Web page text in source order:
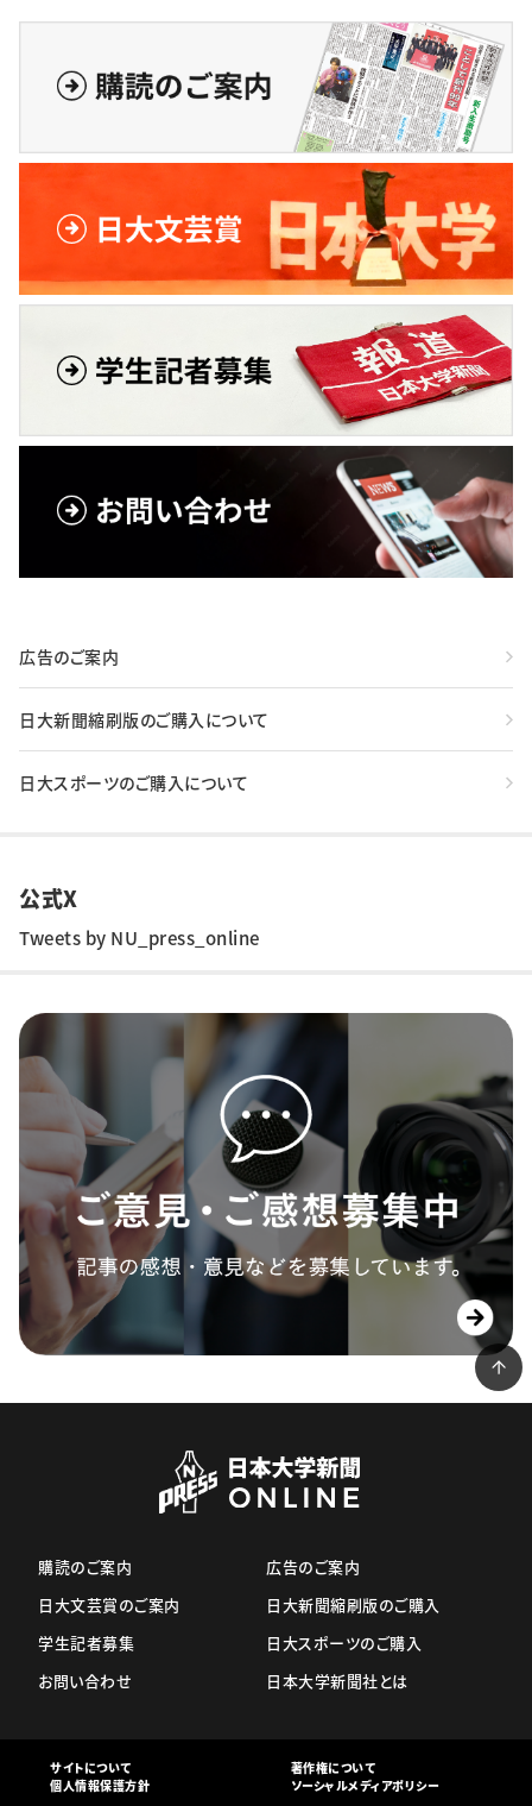
広告のご案内
日大新聞縮刷版のご購入について
日大スポーツのご購入について
公式X
Tweets by NU_press_online
購読のご案内
日大文芸賞のご案内
学生記者募集
お問い合わせ
広告のご案内
日大新聞縮刷版のご購入
日大スポーツのご購入
日本大学新聞社とは
サイトについて
著作権について
個人情報保護方針
ソーシャルメディアポリシー